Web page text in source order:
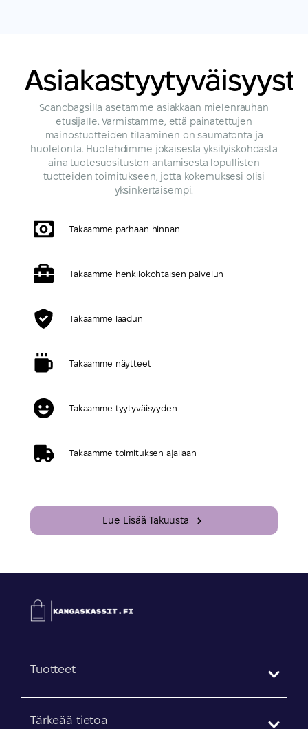
Scandbagsilla asetamme asiakkaan mielenrauhan
etusijalle. Varmistamme, että painatettujen
mainostuotteiden tilaaminen on saumatonta ja
huoletonta. Huolehdimme jokaisesta yksityiskohdasta
aina tuotesuositusten antamisesta lopullisten
tuotteiden toimitukseen, jotta kokemuksesi olisi
yksinkertaisempi.
Takaamme parhaan hinnan
Takaamme henkilökohtaisen palvelun
Takaamme laadun
Takaamme näytteet
Takaamme tyytyväisyyden
Takaamme toimituksen ajallaan
Lue Lisää Takuusta
Tuotteet
Tärkeää tietoa